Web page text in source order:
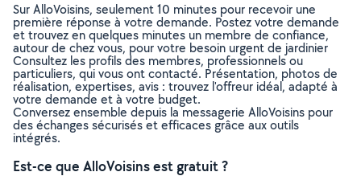
Sur AlloVoisins, seulement 10 minutes pour recevoir une
première réponse à votre demande. Postez votre demande
et trouvez en quelques minutes un membre de confiance,
autour de chez vous, pour votre besoin urgent de jardinier
Consultez les profils des membres, professionnels ou
particuliers, qui vous ont contacté. Présentation, photos de
réalisation, expertises, avis : trouvez l'offreur idéal, adapté à
votre demande et à votre budget.
Conversez ensemble depuis la messagerie AlloVoisins pour
des échanges sécurisés et efficaces grâce aux outils
intégrés.
Est-ce que AlloVoisins est gratuit ?